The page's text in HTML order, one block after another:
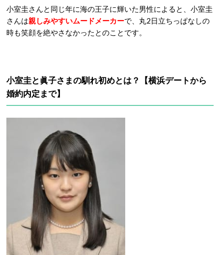
小室圭さんと同じ年に海の王子に輝いた男性によると、小室圭
さんは親しみやすいムードメーカーで、丸2日立ちっぱなしの
時も笑顔を絶やさなかったとのことです。
小室圭と眞子さまの馴れ初めとは？【横浜デートから
婚約内定まで】